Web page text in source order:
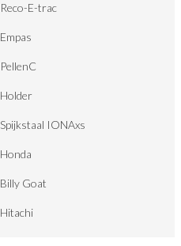
Reco-E-trac
Empas
PellenC
Holder
Spijkstaal IONAxs
Honda
Billy Goat
Hitachi